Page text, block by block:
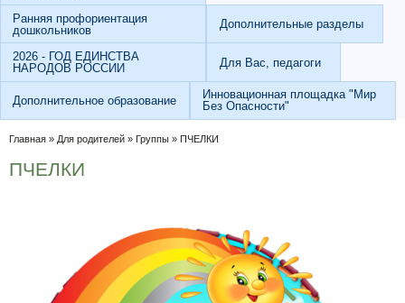
Ранняя профориентация
дошкольников
Дополнительные разделы
2026 - ГОД ЕДИНСТВА
НАРОДОВ РОССИИ
Для Вас, педагоги
Дополнительное образование
Инновационная площадка "Мир
Без Опасности"
Вы здесь
Главная » Для родителей » Группы » ПЧЕЛКИ
ПЧЕЛКИ